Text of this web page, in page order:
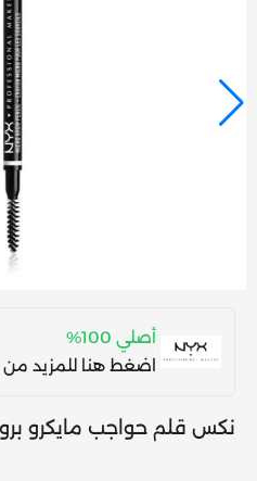
أصلي 100%
اضغط هنا للمزيد من
نكس قلم حواجب مايكرو برو 05 اش بروان